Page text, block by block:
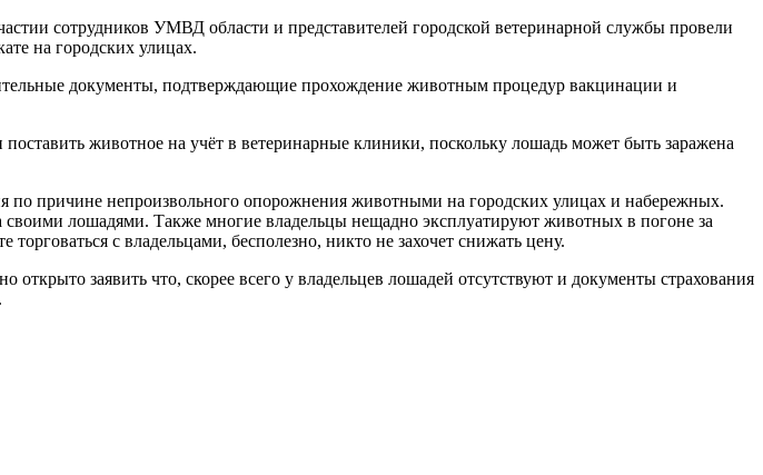
сотрудников УМВД области и представителей городской ветеринарной службы провели
на городских улицах.
документы, подтверждающие прохождение животным процедур вакцинации и
животное на учёт в ветеринарные клиники, поскольку лошадь может быть заражена
причине непроизвольного опорожнения животными на городских улицах и набережных.
своими лошадями. Также многие владельцы нещадно эксплуатируют животных в погоне за
с владельцами, бесполезно, никто не захочет снижать цену.
заявить что, скорее всего у владельцев лошадей отсутствуют и документы страхования